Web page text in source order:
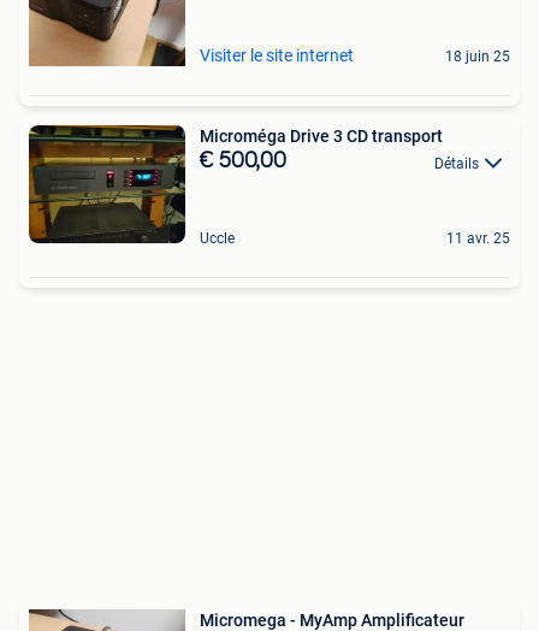
Visiter le site internet 18 juin 25
Microméga Drive 3 CD transport
€ 500,00 Détails
Uccle 11 avr. 25
Micromega - MyAmp Amplificateur